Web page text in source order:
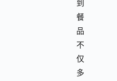
到
餐
品
不
仅
多